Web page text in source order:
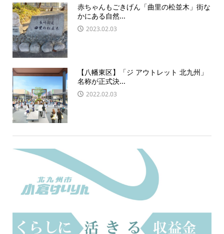
赤ちゃんもごきげん「曲里の松並木」街な
かにある自然...
2023.02.03
【八幡東区】「ジ アウトレット 北九州」
名称が正式決...
2022.02.03